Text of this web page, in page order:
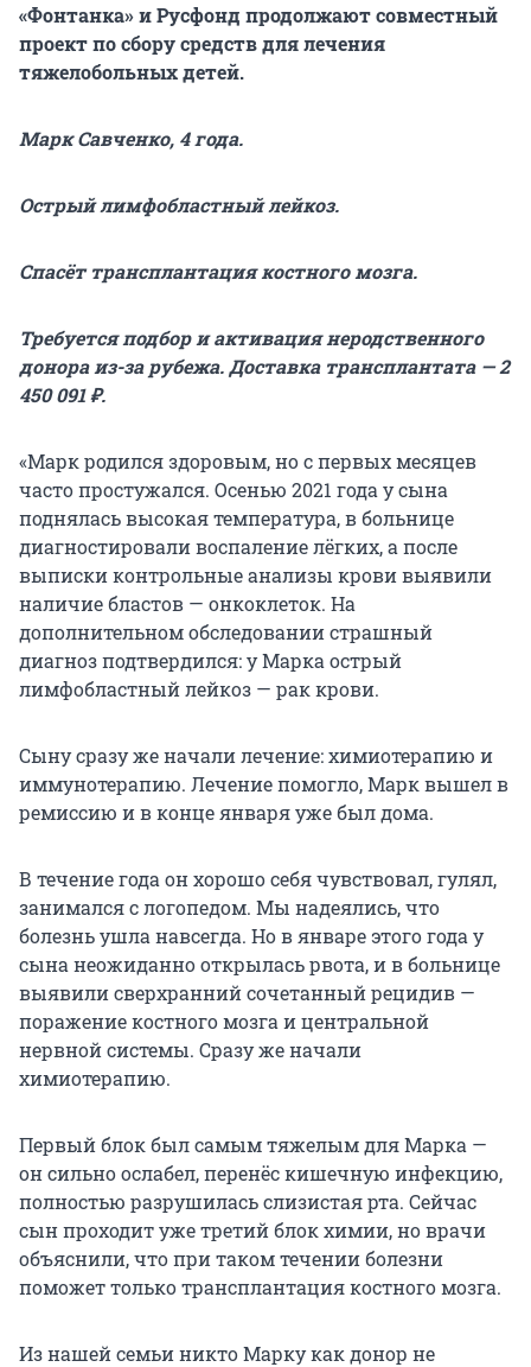
«Фонтанка» и Русфонд продолжают совместный
проект по сбору средств для лечения
тяжелобольных детей.
Марк Савченко, 4 года.
Острый лимфобластный лейкоз.
Спасёт трансплантация костного мозга.
Требуется подбор и активация неродственного
донора из-за рубежа. Доставка трансплантата — 2
450 091 ₽.
«Марк родился здоровым, но с первых месяцев
часто простужался. Осенью 2021 года у сына
поднялась высокая температура, в больнице
диагностировали воспаление лёгких, а после
выписки контрольные анализы крови выявили
наличие бластов — онкоклеток. На
дополнительном обследовании страшный
диагноз подтвердился: у Марка острый
лимфобластный лейкоз — рак крови.
Сыну сразу же начали лечение: химиотерапию и
иммунотерапию. Лечение помогло, Марк вышел в
ремиссию и в конце января уже был дома.
В течение года он хорошо себя чувствовал, гулял,
занимался с логопедом. Мы надеялись, что
болезнь ушла навсегда. Но в январе этого года у
сына неожиданно открылась рвота, и в больнице
выявили сверхранний сочетанный рецидив —
поражение костного мозга и центральной
нервной системы. Сразу же начали
химиотерапию.
Первый блок был самым тяжелым для Марка —
он сильно ослабел, перенёс кишечную инфекцию,
полностью разрушилась слизистая рта. Сейчас
сын проходит уже третий блок химии, но врачи
объяснили, что при таком течении болезни
поможет только трансплантация костного мозга.
Из нашей семьи никто Марку как донор не